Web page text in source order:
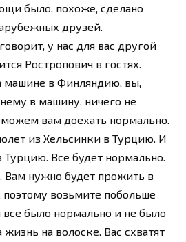
было, похоже, сделано
друзей.
у нас для вас другой
Ростропович в гостях.
машине в Финляндию, вы,
в машину, ничего не
вам доехать нормально.
из Хельсинки в Турцию. И
Турцию. Все будет нормально.
Вам нужно будет прожить в
возьмите побольше
все было нормально и не было
на волоске. Вас схватят